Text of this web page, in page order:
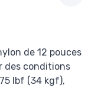
de 12 pouces
des conditions
lbf (34 kgf),